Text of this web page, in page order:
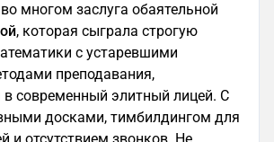
многом заслуга обаятельной
, которая сыграла строгую
с устаревшими
преподавания,
современный элитный лицей. С
досками, тимбилдингом для